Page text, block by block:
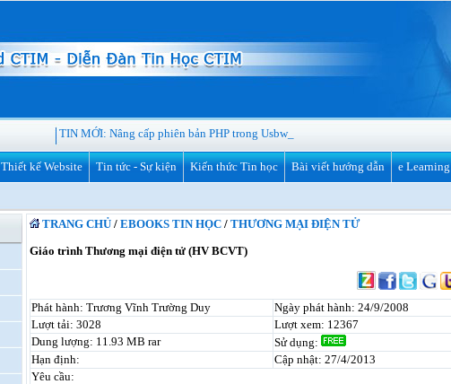
TIN MỚI: Nâng cấp phiên bản PHP trong Usbwebserver 8_
Thiết kế Website Tin tức - Sự kiện Kiến thức Tin học Bài viết hướng dẫn e Learning
TRANG CHỦ/ EBOOKS TIN HỌC/ THƯƠNG MẠI ĐIỆN TỬ
Giáo trình Thương mại điện tử (HV BCVT)
Phát hành: Trương Vĩnh Trường Duy
Ngày phát hành: 24/9/2008
Lượt tải: 3028
Lượt xem: 12367
Dung lượng: 11.93 MB rar
Sử dụng:
Hạn định:
Cập nhật: 27/4/2013
Yêu cầu: